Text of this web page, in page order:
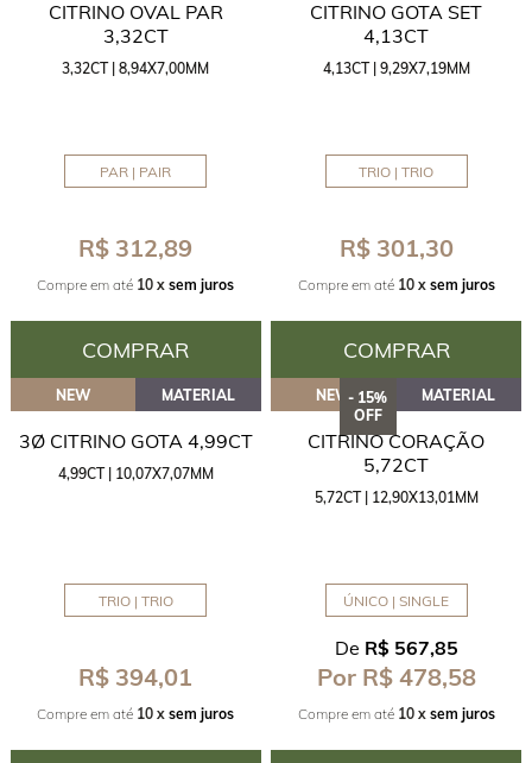
CITRINO OVAL PAR
3,32CT
3,32CT | 8,94X7,00MM
PAR | PAIR
R$ 312,89
Compre em até 10 x sem juros
COMPRAR
CITRINO GOTA SET
4,13CT
4,13CT | 9,29X7,19MM
TRIO | TRIO
R$ 301,30
Compre em até 10 x sem juros
COMPRAR
NEW MATERIAL
3Ø CITRINO GOTA 4,99CT
4,99CT | 10,07X7,07MM
TRIO | TRIO
R$ 394,01
Compre em até 10 x sem juros
- 15%
OFF
NEW MATERIAL
CITRINO CORAÇÃO
5,72CT
5,72CT | 12,90X13,01MM
ÚNICO | SINGLE
De R$ 567,85
Por R$ 478,58
Compre em até 10 x sem juros